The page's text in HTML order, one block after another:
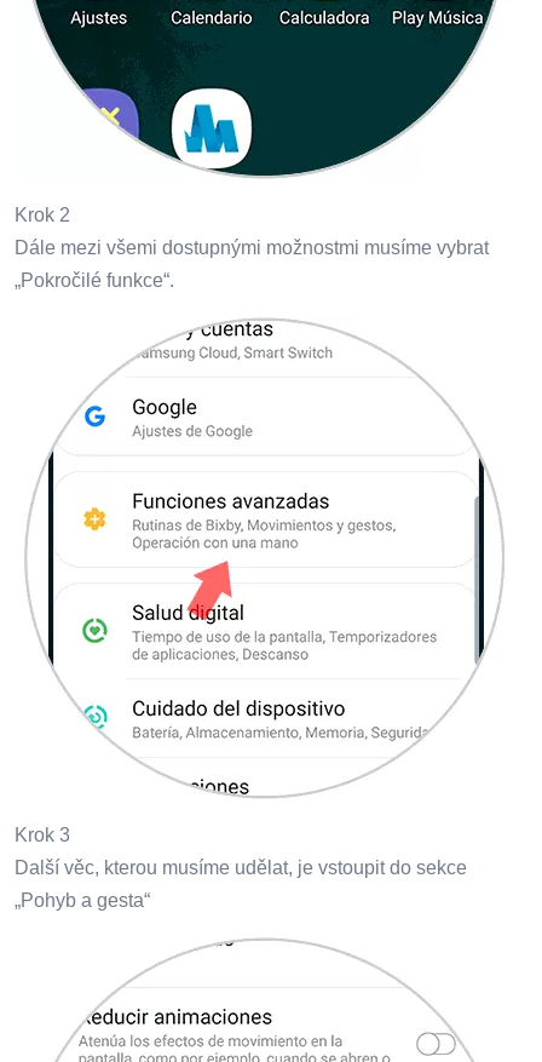
Krok 2
Dále mezi všemi dostupnými možnostmi musíme vybrat
„Pokročilé funkce“.
Krok 3
Další věc, kterou musíme udělat, je vstoupit do sekce
„Pohyb a gesta“